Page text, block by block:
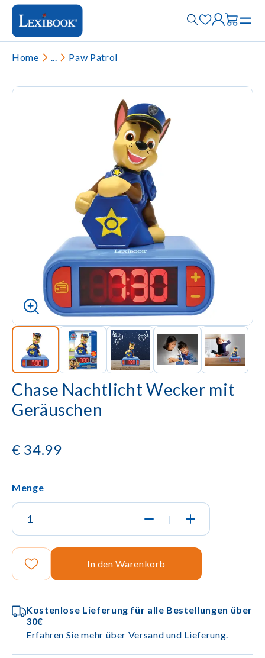
Home ... Paw Patrol
Chase Nachtlicht Wecker mit
Geräuschen
€ 34.99
Menge
|
In den Warenkorb
Kostenlose Lieferung für alle Bestellungen über
30€
Erfahren Sie mehr über Versand und Lieferung.